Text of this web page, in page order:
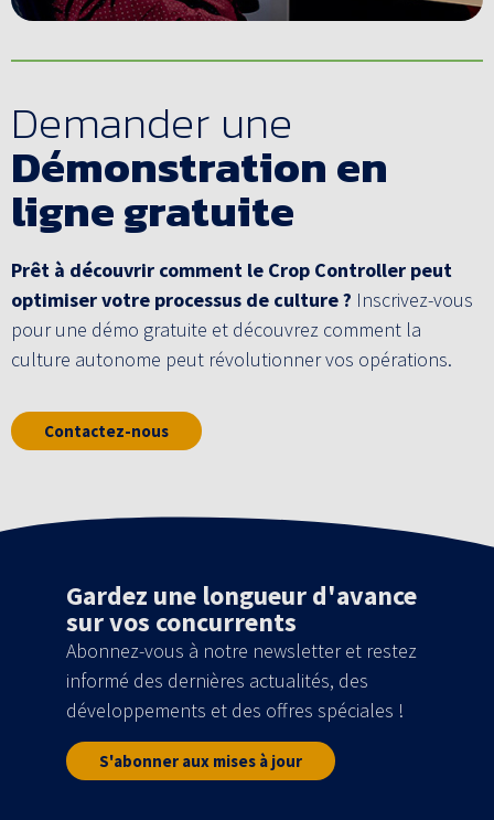
Demander une
Démonstration en
ligne gratuite
Prêt à découvrir comment le Crop Controller peut
optimiser votre processus de culture ? Inscrivez-vous
pour une démo gratuite et découvrez comment la
culture autonome peut révolutionner vos opérations.
Contactez-nous
Gardez une longueur d'avance
sur vos concurrents
Abonnez-vous à notre newsletter et restez
informé des dernières actualités, des
développements et des offres spéciales !
S'abonner aux mises à jour